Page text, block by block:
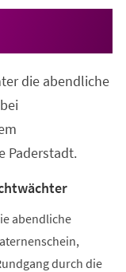
die abendliche
Paderstadt.
abendliche
durch die